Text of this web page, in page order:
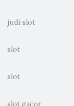
judi slot
slot
slot
slot gacor